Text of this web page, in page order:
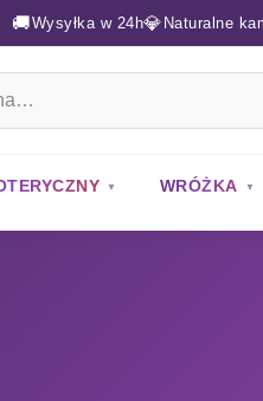
🚚Wysyłka w 24h💎 Naturalne
WRÓŻKA